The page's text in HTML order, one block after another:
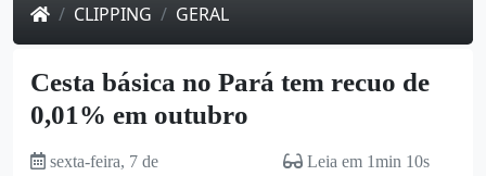
CLIPPING GERAL
Cesta básica no Pará tem recuo de
0,01% em outubro
sexta-feira, 7 de
Leia em 1min 10s